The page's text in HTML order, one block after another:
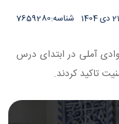
7659280شناسه:
آملی در ابتدای درس